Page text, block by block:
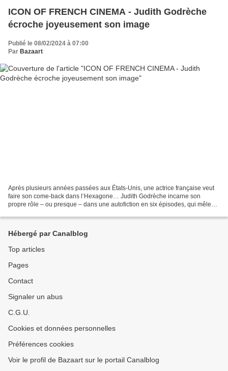
ICON OF FRENCH CINEMA - Judith Godrèche
écroche joyeusement son image
Publié le 08/02/2024 à 07:00
Par Bazaart
Après plusieurs années passées aux États-Unis, une actrice française veut
faire son come-back dans l’Hexagone… Judith Godrèche incarne son
propre rôle – ou presque – dans une autofiction en six épisodes, qui mêle
Hébergé par Canalblog
Top articles
Pages
Contact
Signaler un abus
C.G.U.
Cookies et données personnelles
Préférences cookies
Voir le profil de Bazaart sur le portail Canalblog